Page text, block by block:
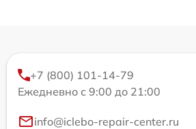
+7 (800) 101-14-79
Ежедневно с 9:00 до 21:00
info@iclebo-repair-center.ru